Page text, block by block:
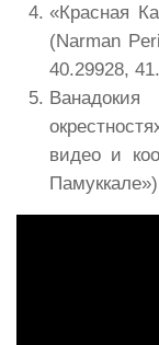
«Красная
(Narman
40.29928,
видео и